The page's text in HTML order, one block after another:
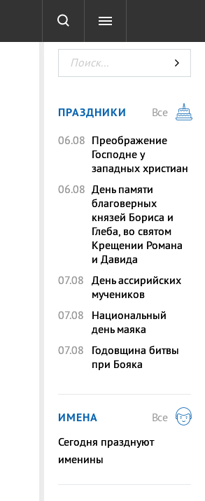
ТЕСТЫ
ПРАЗДНИКИ
Все
06.08 Преображение
Господне у
западных христиан
06.08 День памяти
благоверных
князей Бориса и
Глеба, во святом
Крещении Романа
и Давида
07.08 День ассирийских
мучеников
07.08
Национальный
день маяка
07.08
Годовщина битвы
при Бояка
ИМЕНА
Все
Сегодня празднуют
именины